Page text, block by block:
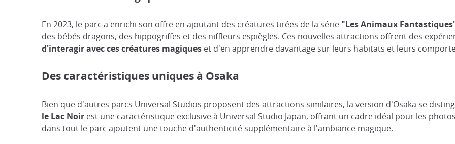
En 2023, le parc a enrichi son offre en ajoutant des créatures tirées de la série "Les Animaux
des bébés dragons, des hippogriffes et des niffleurs espiègles. Ces nouvelles attractions offrent des
d'interagir avec ces créatures magiques et d'en apprendre davantage sur leurs habitats et leurs
Des caractéristiques uniques à Osaka
Bien que d'autres parcs Universal Studios proposent des attractions similaires, la version d'Osaka se
le Lac Noir est une caractéristique exclusive à Universal Studio Japan, offrant un cadre idéal pour les
dans tout le parc ajoutent une touche d'authenticité supplémentaire à l'ambiance magique​.